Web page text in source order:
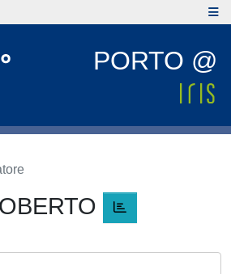
PORTO @